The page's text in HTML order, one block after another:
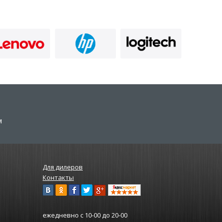
Для дилеров
Контакты
ежедневно с 10-00 до 20-00